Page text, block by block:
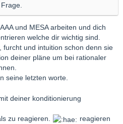
und MESA arbeiten und dich
welche dir wichtig sind.
und intuition schon denn sie
deiner pläne um bei rationaler
seine letzten worte.
deiner konditionierung
zu reagieren.
reagieren